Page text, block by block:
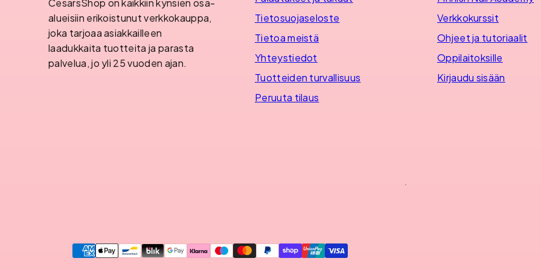
CesarsShop on kaikkiin kynsien osa-
alueisiin erikoistunut verkkokauppa,
joka tarjoaa asiakkailleen
laadukkaita tuotteita ja parasta
palvelua, jo yli 25 vuoden ajan.
Tietosuojaseloste
Tietoa meistä
Yhteystiedot
Tuotteiden turvallisuus
Peruuta tilaus
Verkkokurssit
Ohjeet ja tutoriaalit
Oppilaitoksille
Kirjaudu sisään
Maksutavat